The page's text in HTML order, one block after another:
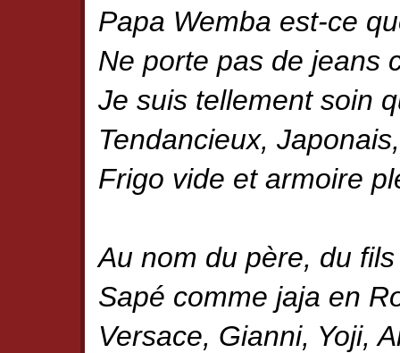
Papa Wemba est-ce
Ne porte pas de jeans
Je suis tellement soin
Tendancieux,
Frigo vide et armoire
Au nom du père, du
Sapé comme jaja en
Versace, Gianni, Yoji,